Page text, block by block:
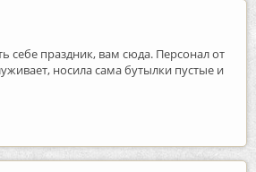
себе праздник, вам сюда. Персонал от
носила сама бутылки пустые и